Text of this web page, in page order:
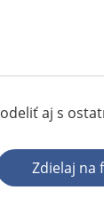
aj s
Zdielaj na